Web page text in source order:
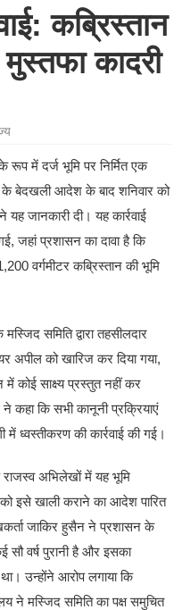
कब्रिस्तान
कादरी
में दर्ज भूमि पर निर्मित एक
के बेदखली आदेश के बाद शनिवार को
जानकारी दी। यह कार्रवाई
जहां प्रशासन का दावा है कि
वर्गमीटर कब्रिस्तान की भूमि
समिति द्वारा तहसीलदार
को खारिज कर दिया गया,
कोई साक्ष्य प्रस्तुत नहीं कर
कहा कि सभी कानूनी प्रक्रियाएं
में ध्वस्तीकरण की कार्रवाई की गई।
राजस्व अभिलेखों में यह भूमि
इसे खाली कराने का आदेश पारित
जाकिर हुसैन ने प्रशासन के
वर्ष पुरानी है और इसका
था। उन्होंने आरोप लगाया कि
ने मस्जिद समिति का पक्ष समुचित